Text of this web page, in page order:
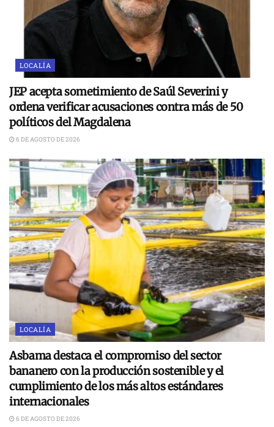
LOCALÍA
JEP acepta sometimiento de Saúl Severini y
ordena verificar acusaciones contra más de 50
políticos del Magdalena
6 DE AGOSTO DE 2026
LOCALÍA
Asbama destaca el compromiso del sector
bananero con la producción sostenible y el
cumplimiento de los más altos estándares
internacionales
6 DE AGOSTO DE 2026